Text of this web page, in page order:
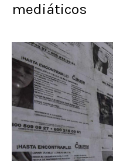
mediáticos